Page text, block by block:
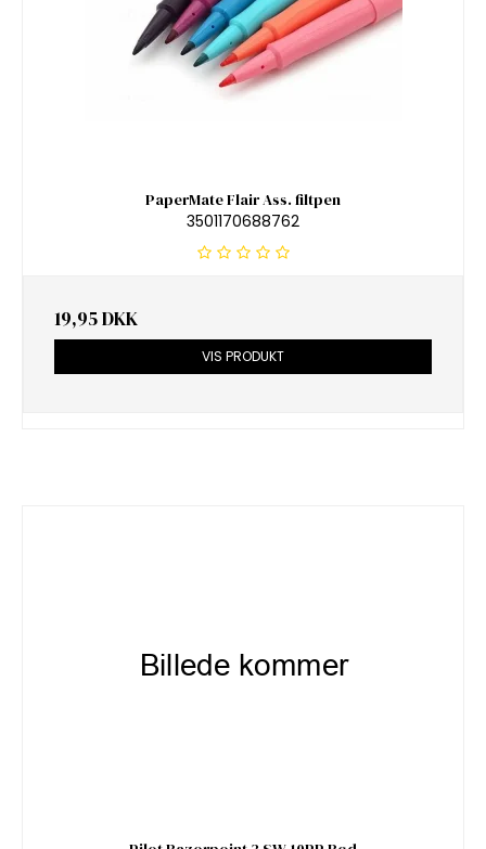
PaperMate Flair Ass. filtpen
3501170688762
19,95 DKK
VIS PRODUKT